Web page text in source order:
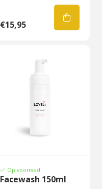
€15,95
Op voorraad
Facewash 150ml